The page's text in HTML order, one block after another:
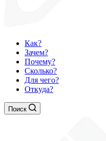
Как?
Зачем?
Почему?
Сколько?
Для чего?
Откуда?
Поиск